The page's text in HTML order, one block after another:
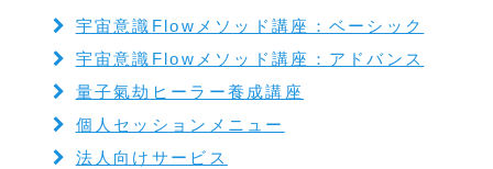
宇宙意識Flowメソッド講座：ベーシック
宇宙意識Flowメソッド講座：アドバンス
量子氣劫ヒーラー養成講座
個人セッションメニュー
法人向けサービス